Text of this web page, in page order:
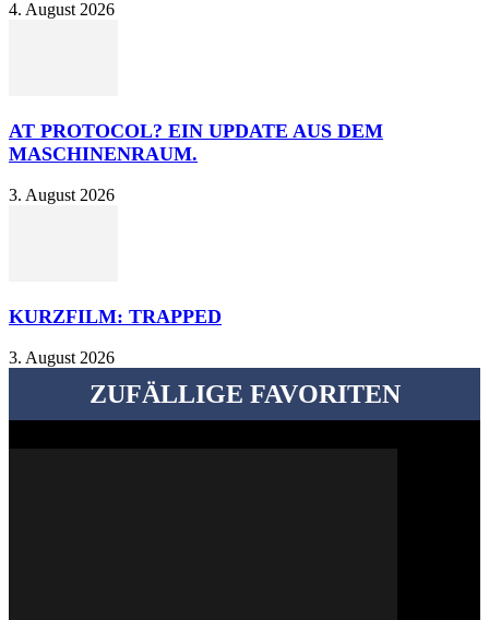
4. August 2026
AT PROTOCOL? EIN UPDATE AUS DEM
MASCHINENRAUM.
3. August 2026
KURZFILM: TRAPPED
3. August 2026
ZUFÄLLIGE FAVORITEN